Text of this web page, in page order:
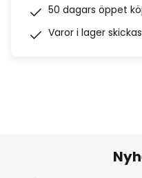
50 dagars öppet
Varor i lager